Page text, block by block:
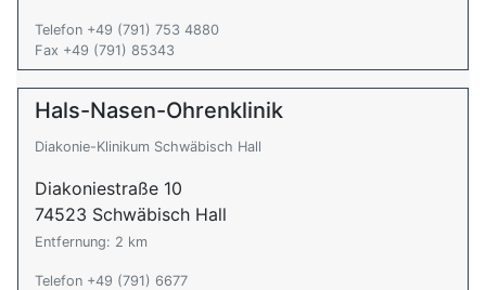
Telefon +49 (791) 753 4880
Fax +49 (791) 85343
Hals-Nasen-Ohrenklinik
Diakonie-Klinikum Schwäbisch Hall
Diakoniestraße 10
74523 Schwäbisch Hall
Entfernung: 2 km
Telefon +49 (791) 6677